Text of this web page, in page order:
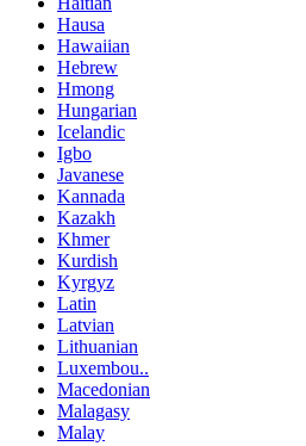
Hausa
Hawaiian
Hebrew
Hmong
Hungarian
Icelandic
Igbo
Javanese
Kannada
Kazakh
Khmer
Kurdish
Kyrgyz
Latin
Latvian
Lithuanian
Luxembou..
Macedonian
Malagasy
Malay